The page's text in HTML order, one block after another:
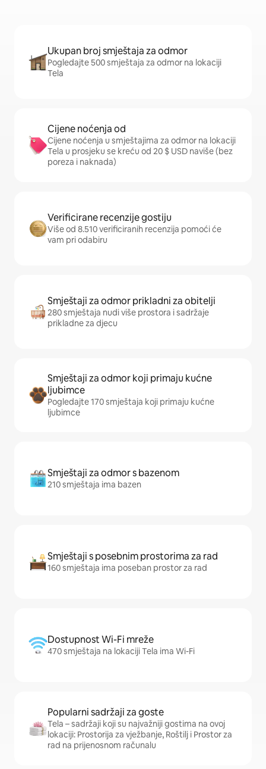
Ukupan broj smještaja za odmor
Pogledajte 500 smještaja za odmor na lokaciji
Tela
Cijene noćenja od
Cijene noćenja u smještajima za odmor na lokaciji
Tela u prosjeku se kreću od 20 $ USD naviše (bez
poreza i naknada)
Verificirane recenzije gostiju
Više od 8.510 verificiranih recenzija pomoći će
vam pri odabiru
Smještaji za odmor prikladni za obitelji
280 smještaja nudi više prostora i sadržaje
prikladne za djecu
Smještaji za odmor koji primaju kućne
ljubimce
Pogledajte 170 smještaja koji primaju kućne
ljubimce
Smještaji za odmor s bazenom
210 smještaja ima bazen
Smještaji s posebnim prostorima za rad
160 smještaja ima poseban prostor za rad
Dostupnost Wi-Fi mreže
470 smještaja na lokaciji Tela ima Wi-Fi
Popularni sadržaji za goste
Tela – sadržaji koji su najvažniji gostima na ovoj
lokaciji: Prostorija za vježbanje, Roštilj i Prostor za
rad na prijenosnom računalu